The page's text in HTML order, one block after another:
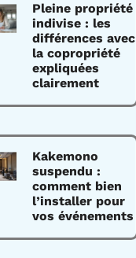
Pleine propriété
indivise : les
différences avec
la copropriété
expliquées
clairement
Kakemono
suspendu :
comment bien
l’installer pour
vos événements